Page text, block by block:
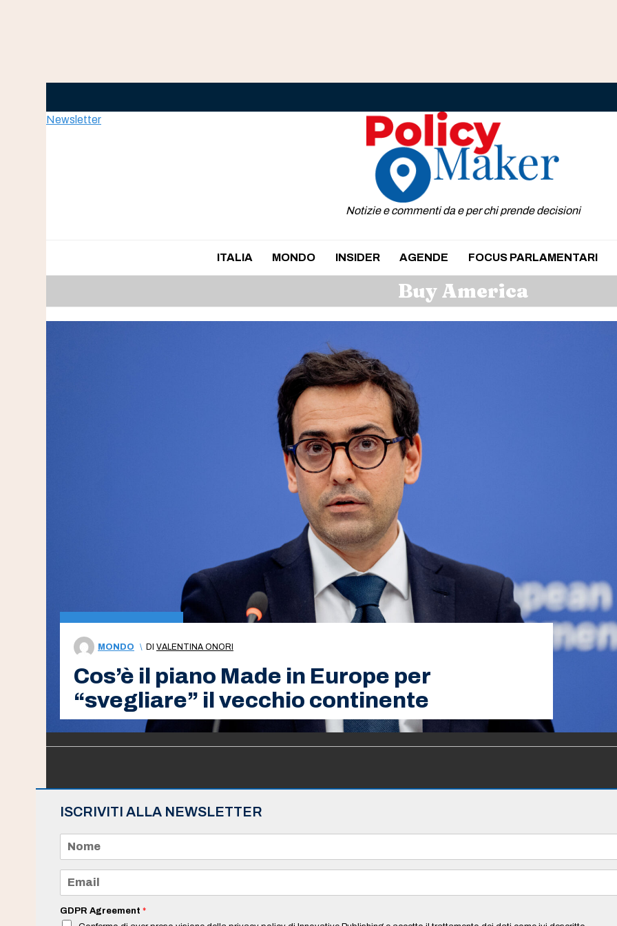
Newsletter
Notizie e commenti da e per chi prende decisioni
ITALIA MONDO INSIDER AGENDE FOCUS PARLAMENTARI
Buy America
MONDO \ DI VALENTINA ONORI
Cos’è il piano Made in Europe per
“svegliare” il vecchio continente
ISCRIVITI ALLA NEWSLETTER
m
e
a
iGDPR Agreement *